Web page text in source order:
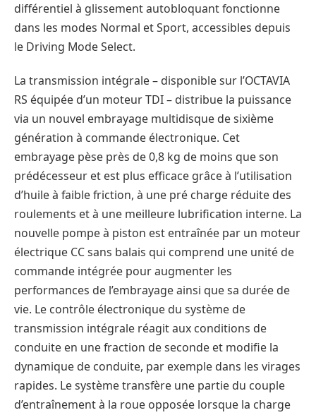
différentiel à glissement autobloquant fonctionne
dans les modes Normal et Sport, accessibles depuis
le Driving Mode Select.
La transmission intégrale – disponible sur l’OCTAVIA
RS équipée d’un moteur TDI – distribue la puissance
via un nouvel embrayage multidisque de sixième
génération à commande électronique. Cet
embrayage pèse près de 0,8 kg de moins que son
prédécesseur et est plus efficace grâce à l’utilisation
d’huile à faible friction, à une pré charge réduite des
roulements et à une meilleure lubrification interne. La
nouvelle pompe à piston est entraînée par un moteur
électrique CC sans balais qui comprend une unité de
commande intégrée pour augmenter les
performances de l’embrayage ainsi que sa durée de
vie. Le contrôle électronique du système de
transmission intégrale réagit aux conditions de
conduite en une fraction de seconde et modifie la
dynamique de conduite, par exemple dans les virages
rapides. Le système transfère une partie du couple
d’entraînement à la roue opposée lorsque la charge